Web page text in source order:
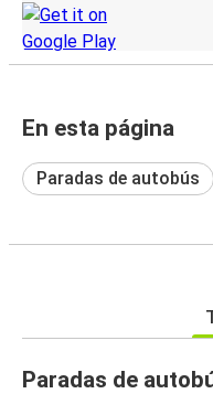
En esta página
Paradas de autobús
Paradas de